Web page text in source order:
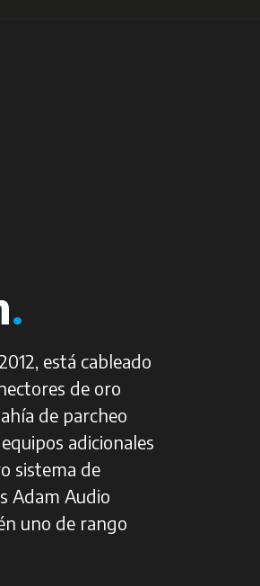
.
está cableado
de oro
de parcheo
adicionales
sistema de
Adam Audio
uno de rango